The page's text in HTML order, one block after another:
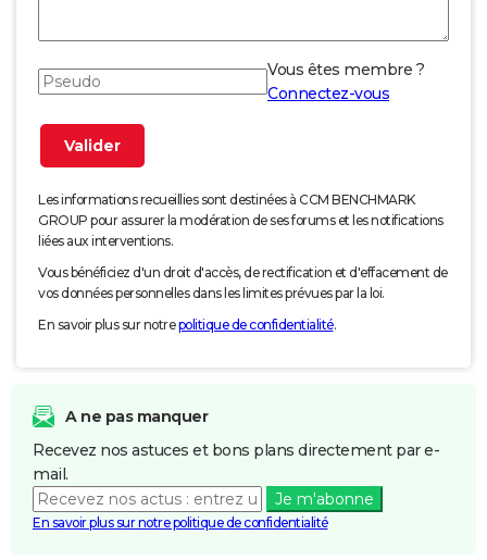
Vous êtes membre ?
Connectez-vous
Les informations recueillies sont destinées à CCM BENCHMARK
GROUP pour assurer la modération de ses forums et les notifications
liées aux interventions.
Vous bénéficiez d'un droit d'accès, de rectification et d'effacement de
vos données personnelles dans les limites prévues par la loi.
En savoir plus sur notrepolitique de confidentialité.
A ne pas manquer
Recevez nos astuces et bons plans directement par e-
mail.
Je m'abonne
En savoir plus sur notre politique de confidentialité